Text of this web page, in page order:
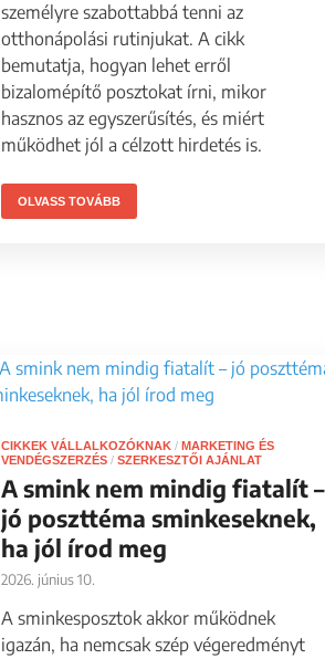
személyre szabottabbá tenni az
otthonápolási rutinjukat. A cikk
bemutatja, hogyan lehet erről
bizalomépítő posztokat írni, mikor
hasznos az egyszerűsítés, és miért
működhet jól a célzott hirdetés is.
OLVASS TOVÁBB
CIKKEK VÁLLALKOZÓKNAK / MARKETING ÉS
VENDÉGSZERZÉS / SZERKESZTŐI AJÁNLAT
A smink nem mindig fiatalít –
jó poszttéma sminkeseknek,
ha jól írod meg
2026. június 10.
A sminkesposztok akkor működnek
igazán, ha nemcsak szép végeredményt